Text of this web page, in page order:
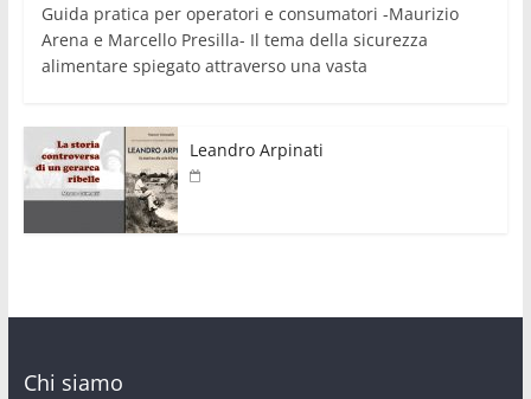
Guida pratica per operatori e consumatori -Maurizio
Arena e Marcello Presilla- Il tema della sicurezza
alimentare spiegato attraverso una vasta
Leandro Arpinati
Chi siamo